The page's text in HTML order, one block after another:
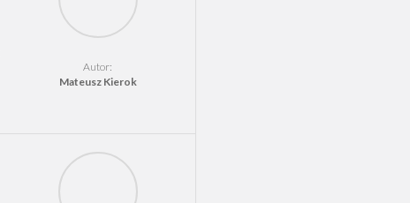
Autor:
Mateusz Kierok